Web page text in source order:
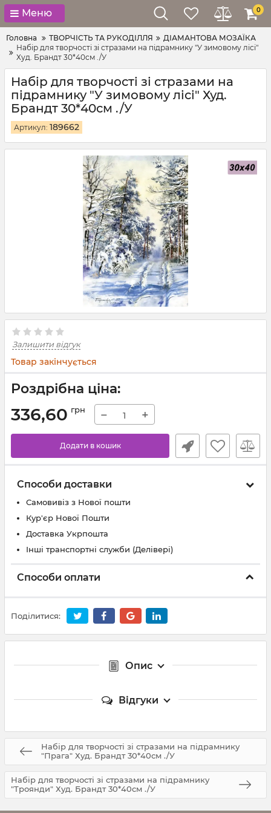
Меню 0
Головна ТВОРЧІСТЬ ТА РУКОДІЛЛЯ
ДІАМАНТОВА МОЗАЇКА
Набір для творчості зі стразами на підрамнику "У зимовому лісі"
Худ. Брандт 30*40см ./У
Набір для творчості зі стразами на
підрамнику "У зимовому лісі" Худ.
Брандт 30*40см ./У
Артикул: 189662
Залишити відгук
Товар закінчується
Роздрібна ціна:
336,60 грн − +
Додати в кошик
Способи доставки
Самовивіз з Нової пошти
Кур'єр Нової Пошти
Доставка Укрпошта
Інші транспортні служби (Делівері)
Способи оплати
Поділитися:
Опис
Відгуки
Набір для творчості зі стразами на підрамнику
"Прага" Худ. Брандт 30*40см ./У
Набір для творчості зі стразами на підрамнику
"Троянди" Худ. Брандт 30*40см ./У